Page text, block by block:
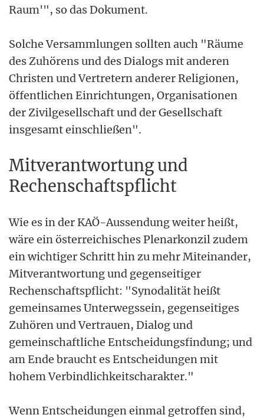
Raum'", so das Dokument.
Solche Versammlungen sollten auch "Räume
des Zuhörens und des Dialogs mit anderen
Christen und Vertretern anderer Religionen,
öffentlichen Einrichtungen, Organisationen
der Zivilgesellschaft und der Gesellschaft
insgesamt einschließen".
Mitverantwortung und
Rechenschaftspflicht
Wie es in der KAÖ-Aussendung weiter heißt,
wäre ein österreichisches Plenarkonzil zudem
ein wichtiger Schritt hin zu mehr Miteinander,
Mitverantwortung und gegenseitiger
Rechenschaftspflicht: "Synodalität heißt
gemeinsames Unterwegssein, gegenseitiges
Zuhören und Vertrauen, Dialog und
gemeinschaftliche Entscheidungsfindung; und
am Ende braucht es Entscheidungen mit
hohem Verbindlichkeitscharakter."
Wenn Entscheidungen einmal getroffen sind,